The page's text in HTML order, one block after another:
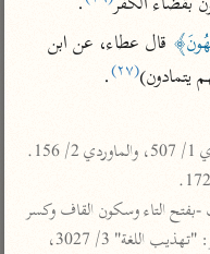
• تويتر
القرآني
يتمادون)(٢٧) .
القلب: بفتح القاف وسكون اللام. والتقليب -بفتح التاء وسكون القاف وكسر